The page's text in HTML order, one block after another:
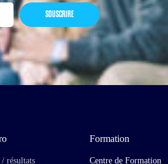
SOUSCRIRE
résultats
Formation
Centre de Formation